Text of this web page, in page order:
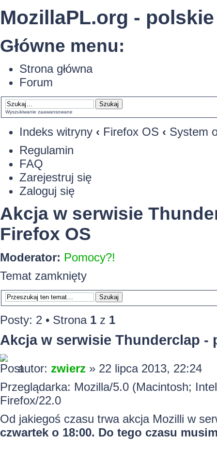
MozillaPL.org -
Główne menu:
Strona główna
Forum
Wyszukiwanie zaawansowane
Indeks witryny ‹ Firefox OS ‹ System
Regulamin
FAQ
Zarejestruj się
Zaloguj się
Akcja w serwisie
Firefox OS
Moderator: Pomocy?!
Temat zamknięty
Posty: 2 • Strona 1 z 1
Akcja w serwisie Thunderclap -
autor: zwierz » 22 lipca 2013, 22:24
Przeglądarka: Mozilla/5.0 (Macintosh;
Firefox/22.0
Od jakiegoś czasu trwa akcja Mozilli w
czwartek o 18:00. Do tego czasu